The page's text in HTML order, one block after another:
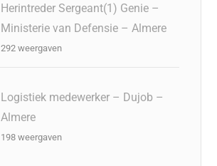
Herintreder Sergeant(1) Genie –
Ministerie van Defensie – Almere
292 weergaven
Logistiek medewerker – Dujob –
Almere
198 weergaven